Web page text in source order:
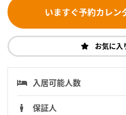
いますぐ予約カレン
お気に入
入居可能人数
保証人